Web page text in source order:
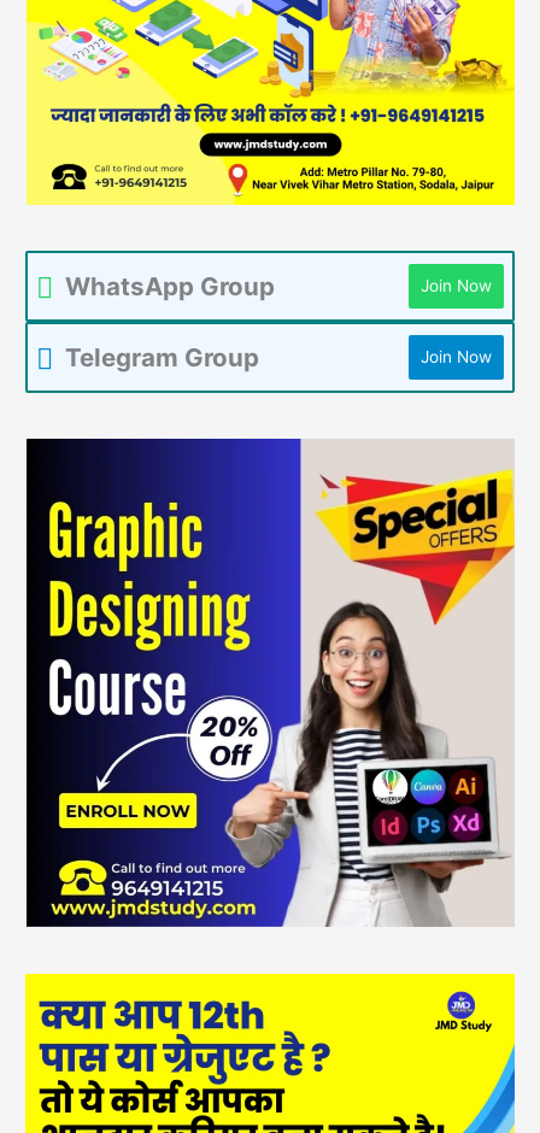
WhatsApp Group Join Now
Telegram Group Join Now